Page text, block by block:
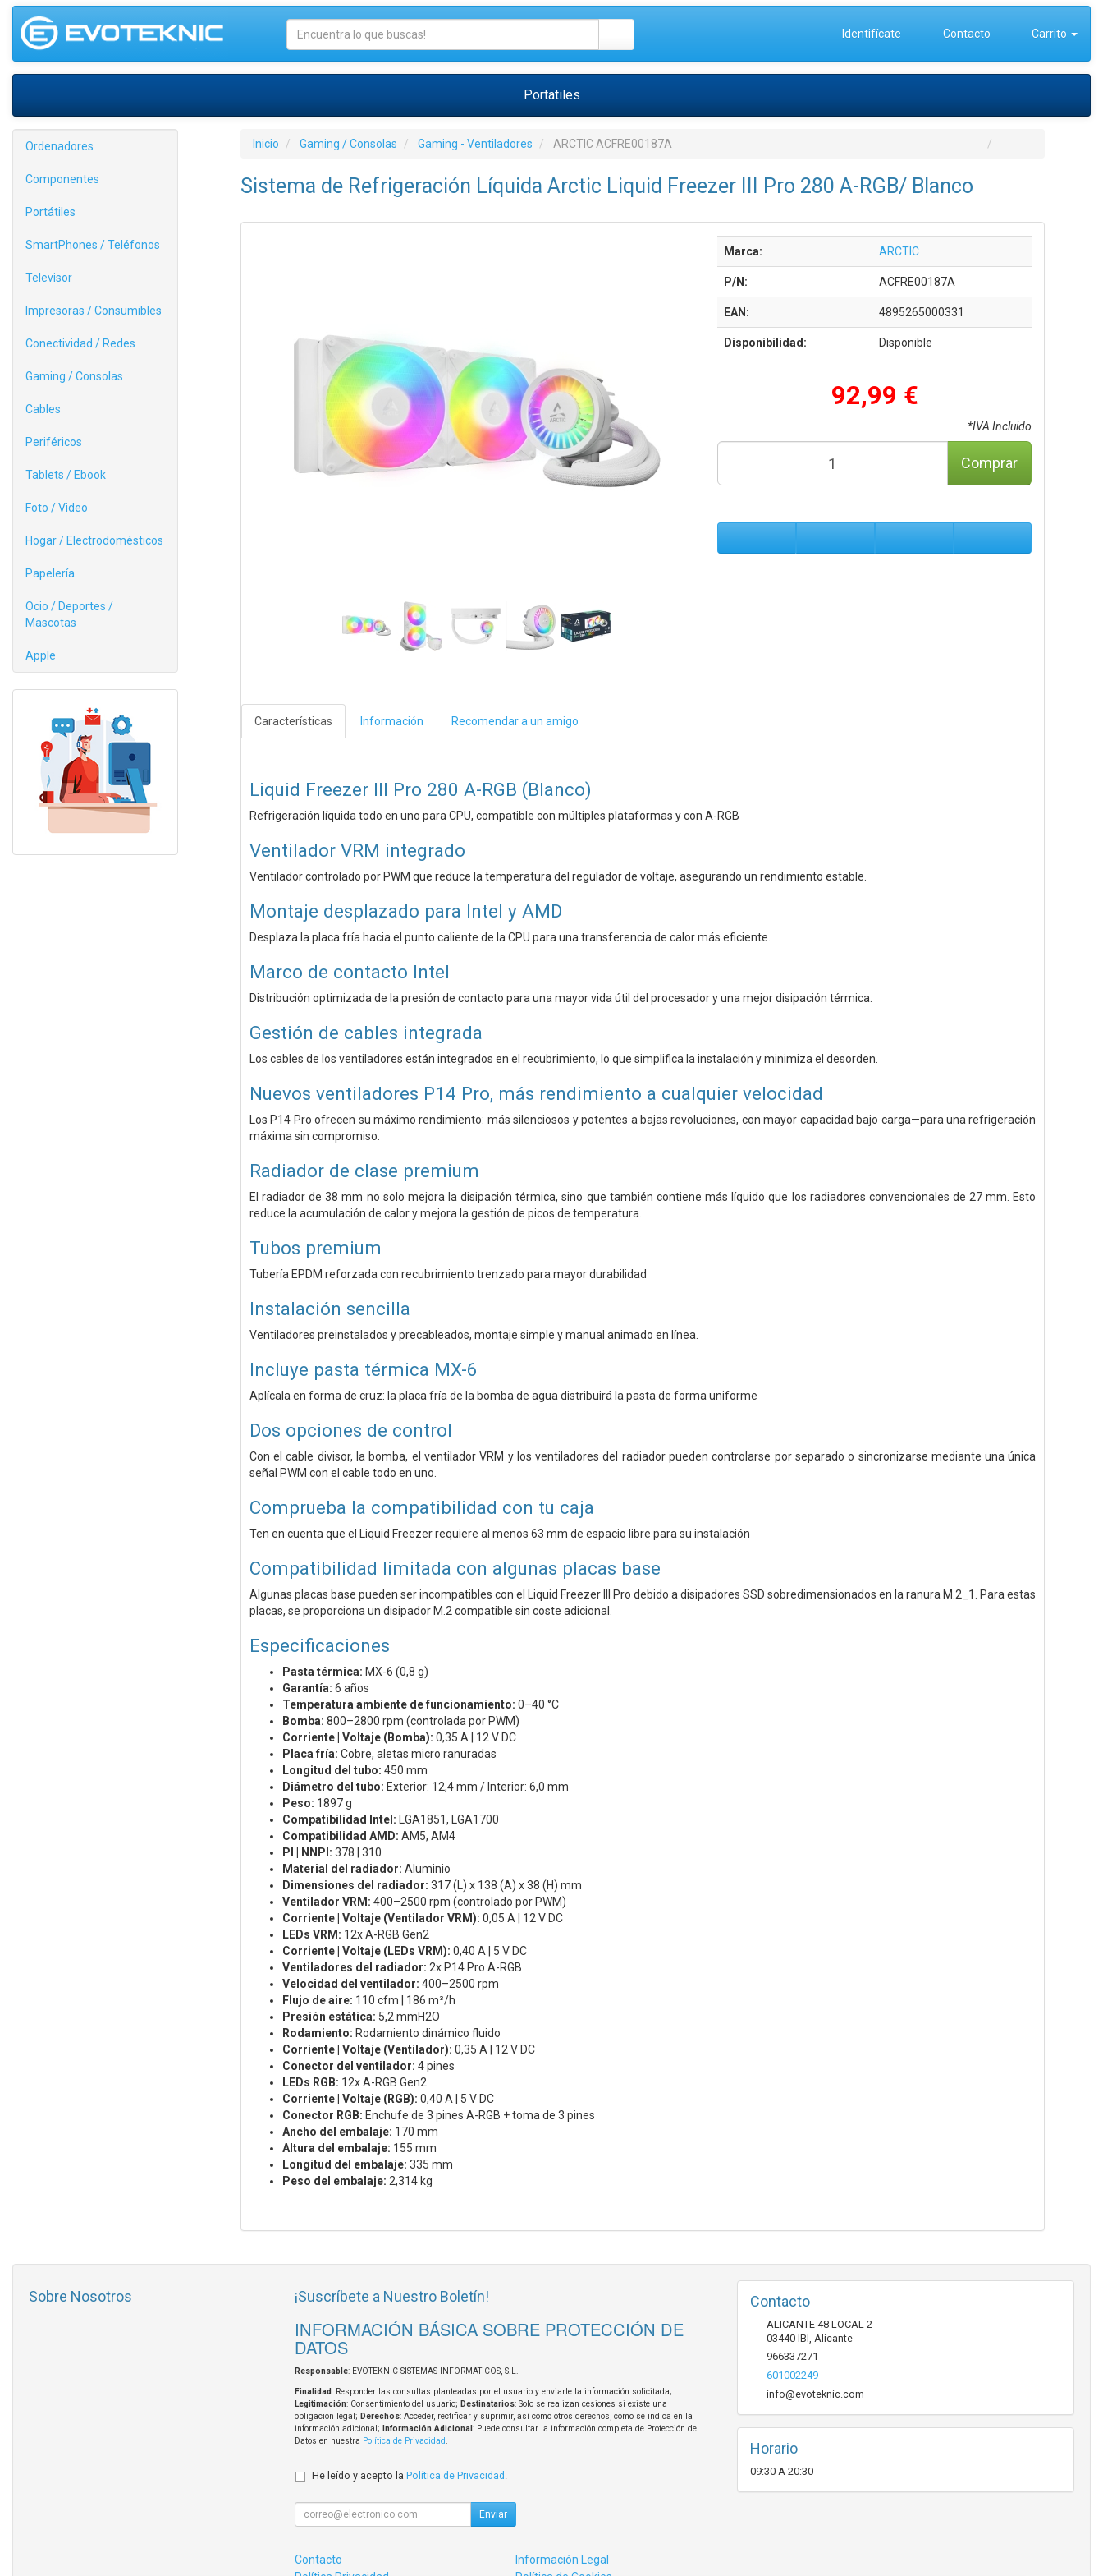
Identifícate Contacto Carrito
Portatiles
Ordenadores
Componentes
Portátiles
SmartPhones / Teléfonos
Televisor
Impresoras / Consumibles
Conectividad / Redes
Gaming / Consolas
Cables
Periféricos
Tablets / Ebook
Foto / Video
Hogar / Electrodomésticos
Papelería
Ocio / Deportes /
Mascotas
Apple
Inicio Gaming / Consolas Gaming - Ventiladores ARCTIC ACFRE00187A
Sistema de Refrigeración Líquida Arctic Liquid Freezer III Pro 280 A-RGB/ Blanco
Marca: ARCTIC
P/N: ACFRE00187A
EAN: 4895265000331
Disponibilidad: Disponible
92,99 €
*IVA Incluido
Comprar
Características Información Recomendar a un amigo
Liquid Freezer III Pro 280 A-RGB (Blanco)
Refrigeración líquida todo en uno para CPU, compatible con múltiples plataformas y con A-RGB
Ventilador VRM integrado
Ventilador controlado por PWM que reduce la temperatura del regulador de voltaje, asegurando un rendimiento estable.
Montaje desplazado para Intel y AMD
Desplaza la placa fría hacia el punto caliente de la CPU para una transferencia de calor más eficiente.
Marco de contacto Intel
Distribución optimizada de la presión de contacto para una mayor vida útil del procesador y una mejor disipación térmica.
Gestión de cables integrada
Los cables de los ventiladores están integrados en el recubrimiento, lo que simplifica la instalación y minimiza el desorden.
Nuevos ventiladores P14 Pro, más rendimiento a cualquier velocidad
Los P14 Pro ofrecen su máximo rendimiento: más silenciosos y potentes a bajas revoluciones, con mayor capacidad bajo carga—para una refrigeración
máxima sin compromiso.
Radiador de clase premium
El radiador de 38 mm no solo mejora la disipación térmica, sino que también contiene más líquido que los radiadores convencionales de 27 mm. Esto
reduce la acumulación de calor y mejora la gestión de picos de temperatura.
Tubos premium
Tubería EPDM reforzada con recubrimiento trenzado para mayor durabilidad
Instalación sencilla
Ventiladores preinstalados y precableados, montaje simple y manual animado en línea.
Incluye pasta térmica MX-6
Aplícala en forma de cruz: la placa fría de la bomba de agua distribuirá la pasta de forma uniforme
Dos opciones de control
Con el cable divisor, la bomba, el ventilador VRM y los ventiladores del radiador pueden controlarse por separado o sincronizarse mediante una única
señal PWM con el cable todo en uno.
Comprueba la compatibilidad con tu caja
Ten en cuenta que el Liquid Freezer requiere al menos 63 mm de espacio libre para su instalación
Compatibilidad limitada con algunas placas base
Algunas placas base pueden ser incompatibles con el Liquid Freezer III Pro debido a disipadores SSD sobredimensionados en la ranura M.2_1. Para estas
placas, se proporciona un disipador M.2 compatible sin coste adicional.
Especificaciones
Pasta térmica: MX-6 (0,8 g)
Garantía: 6 años
Temperatura ambiente de funcionamiento: 0–40 °C
Bomba: 800–2800 rpm (controlada por PWM)
Corriente | Voltaje (Bomba): 0,35 A | 12 V DC
Placa fría: Cobre, aletas micro ranuradas
Longitud del tubo: 450 mm
Diámetro del tubo: Exterior: 12,4 mm / Interior: 6,0 mm
Peso: 1897 g
Compatibilidad Intel: LGA1851, LGA1700
Compatibilidad AMD: AM5, AM4
PI | NNPI: 378 | 310
Material del radiador: Aluminio
Dimensiones del radiador: 317 (L) x 138 (A) x 38 (H) mm
Ventilador VRM: 400–2500 rpm (controlado por PWM)
Corriente | Voltaje (Ventilador VRM): 0,05 A | 12 V DC
LEDs VRM: 12x A-RGB Gen2
Corriente | Voltaje (LEDs VRM): 0,40 A | 5 V DC
Ventiladores del radiador: 2x P14 Pro A-RGB
Velocidad del ventilador: 400–2500 rpm
Flujo de aire: 110 cfm | 186 m³/h
Presión estática: 5,2 mmH2O
Rodamiento: Rodamiento dinámico fluido
Corriente | Voltaje (Ventilador): 0,35 A | 12 V DC
Conector del ventilador: 4 pines
LEDs RGB: 12x A-RGB Gen2
Corriente | Voltaje (RGB): 0,40 A | 5 V DC
Conector RGB: Enchufe de 3 pines A-RGB + toma de 3 pines
Ancho del embalaje: 170 mm
Altura del embalaje: 155 mm
Longitud del embalaje: 335 mm
Peso del embalaje: 2,314 kg
Sobre Nosotros ¡Suscríbete a Nuestro Boletín!
INFORMACIÓN BÁSICA SOBRE PROTECCIÓN DE
DATOS
Responsable: EVOTEKNIC SISTEMAS INFORMATICOS, S.L.
Finalidad: Responder las consultas planteadas por el usuario y enviarle la información solicitada;
Legitimación: Consentimiento del usuario; Destinatarios: Solo se realizan cesiones si existe una
obligación legal; Derechos: Acceder, rectificar y suprimir, así como otros derechos, como se indica en la
información adicional;
Información Adicional : Puede consultar la información completa de Protección de
Datos en nuestra Política de Privacidad.
He leído y acepto la Política de Privacidad .
Enviar
Contacto
Información Legal
Contacto
ALICANTE 48 LOCAL 2
03440 IBI, Alicante
966337271
601002249
info@evoteknic.com
Horario
09:30 A 20:30